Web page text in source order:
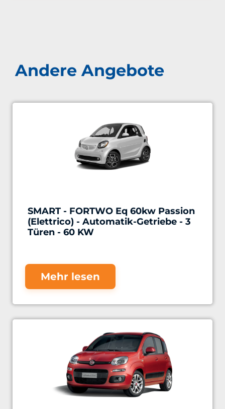
Andere Angebote
SMART - FORTWO Eq 60kw Passion
(Elettrico) - Automatik-Getriebe - 3
Türen - 60 KW
Mehr lesen